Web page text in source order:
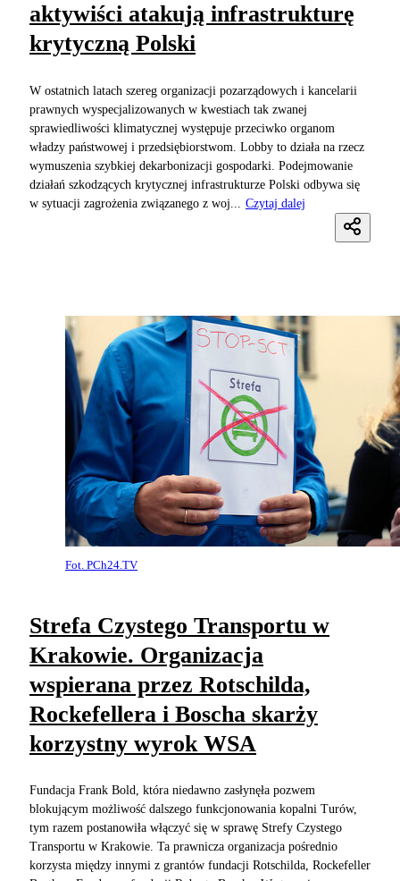
aktywiści atakują infrastrukturę
krytyczną Polski
W ostatnich latach szereg organizacji pozarządowych i kancelarii
prawnych wyspecjalizowanych w kwestiach tak zwanej
sprawiedliwości klimatycznej występuje przeciwko organom
władzy państwowej i przedsiębiorstwom. Lobby to działa na rzecz
wymuszenia szybkiej dekarbonizacji gospodarki. Podejmowanie
działań szkodzących krytycznej infrastrukturze Polski odbywa się
w sytuacji zagrożenia związanego z woj...
Czytaj dalej
Fot. PCh24.TV
Strefa Czystego Transportu w
Krakowie. Organizacja
wspierana przez Rotschilda,
Rockefellera i Boscha skarży
korzystny wyrok WSA
Fundacja Frank Bold, która niedawno zasłynęła pozwem
blokującym możliwość dalszego funkcjonowania kopalni Turów,
tym razem postanowiła włączyć się w sprawę Strefy Czystego
Transportu w Krakowie. Ta prawnicza organizacja pośrednio
korzysta między innymi z grantów fundacji Rotschilda, Rockefeller